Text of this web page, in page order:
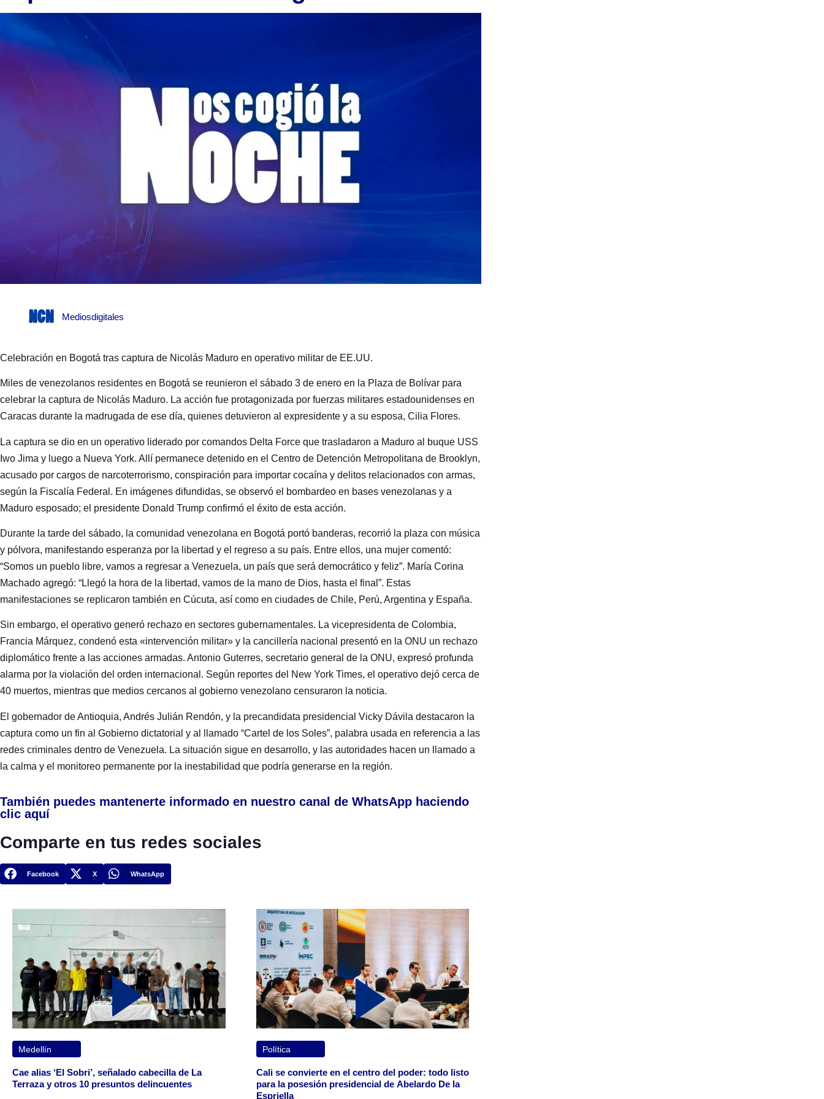
Mediosdigitales
Celebración en Bogotá tras captura de Nicolás Maduro en operativo militar de EE.UU.
Miles de venezolanos residentes en Bogotá se reunieron el sábado 3 de enero en la Plaza de Bolívar para
celebrar la captura de Nicolás Maduro. La acción fue protagonizada por fuerzas militares estadounidenses en
Caracas durante la madrugada de ese día, quienes detuvieron al expresidente y a su esposa, Cilia Flores.
La captura se dio en un operativo liderado por comandos Delta Force que trasladaron a Maduro al buque USS
Iwo Jima y luego a Nueva York. Allí permanece detenido en el Centro de Detención Metropolitana de Brooklyn,
acusado por cargos de narcoterrorismo, conspiración para importar cocaína y delitos relacionados con armas,
según la Fiscalía Federal. En imágenes difundidas, se observó el bombardeo en bases venezolanas y a
Maduro esposado; el presidente Donald Trump confirmó el éxito de esta acción.
Durante la tarde del sábado, la comunidad venezolana en Bogotá portó banderas, recorrió la plaza con música
y pólvora, manifestando esperanza por la libertad y el regreso a su país. Entre ellos, una mujer comentó:
“Somos un pueblo libre, vamos a regresar a Venezuela, un país que será democrático y feliz”. María Corina
Machado agregó: “Llegó la hora de la libertad, vamos de la mano de Dios, hasta el final”. Estas
manifestaciones se replicaron también en Cúcuta, así como en ciudades de Chile, Perú, Argentina y España.
Sin embargo, el operativo generó rechazo en sectores gubernamentales. La vicepresidenta de Colombia,
Francia Márquez, condenó esta «intervención militar» y la cancillería nacional presentó en la ONU un rechazo
diplomático frente a las acciones armadas. Antonio Guterres, secretario general de la ONU, expresó profunda
alarma por la violación del orden internacional. Según reportes del New York Times, el operativo dejó cerca de
40 muertos, mientras que medios cercanos al gobierno venezolano censuraron la noticia.
El gobernador de Antioquia, Andrés Julián Rendón, y la precandidata presidencial Vicky Dávila destacaron la
captura como un fin al Gobierno dictatorial y al llamado “Cartel de los Soles”, palabra usada en referencia a las
redes criminales dentro de Venezuela. La situación sigue en desarrollo, y las autoridades hacen un llamado a
la calma y el monitoreo permanente por la inestabilidad que podría generarse en la región.
También puedes mantenerte informado en nuestro canal de WhatsApp haciendo
clic aquí
Comparte en tus redes sociales
Facebook X WhatsApp
Medellín
Cae alias ‘El Sobri’, señalado cabecilla de La
Terraza y otros 10 presuntos delincuentes
Política
Cali se convierte en el centro del poder: todo listo
para la posesión presidencial de Abelardo De la
Espriella